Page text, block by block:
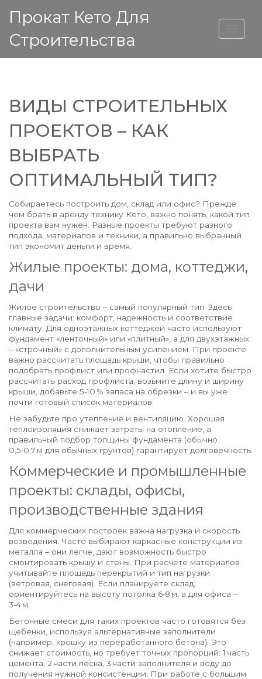
Прокат Кето Для
Строительства
ВЫСОТА ДОМА
ВИДЫ СТРОИТЕЛЬНЫХ
ПРОЕКТОВ – КАК
ВЫБРАТЬ
ОПТИМАЛЬНЫЙ ТИП?
Собираетесь построить дом, склад или офис? Прежде
чем брать в аренду технику Кето, важно понять, какой тип
проекта вам нужен. Разные проекты требуют разного
подхода, материалов и техники, а правильно выбранный
тип экономит деньги и время.
Жилые проекты: дома, коттеджи,
дачи
Жилое строительство – самый популярный тип. Здесь
главные задачи: комфорт, надежность и соответствие
климату. Для одноэтажных коттеджей часто используют
фундамент «ленточный» или «плитный», а для двухэтажных
– «строчный» с дополнительным усилением. При проекте
важно рассчитать площадь крыши, чтобы правильно
подобрать профлист или профнастил. Если хотите быстро
рассчитать расход профлиста, возьмите длину и ширину
крыши, добавьте 5‑10 % запаса на обрезки – и вы уже
почти готовый список материалов.
Не забудьте про утепление и вентиляцию. Хорошая
теплоизоляция снижает затраты на отопление, а
правильный подбор толщины фундамента (обычно
0,5‑0,7 м для обычных грунтов) гарантирует долговечность.
Коммерческие и промышленные
проекты: склады, офисы,
производственные здания
Для коммерческих построек важна нагрузка и скорость
возведения. Часто выбирают каркасные конструкции из
металла – они легче, дают возможность быстро
смонтировать крышу и стены. При расчете материалов
учитывайте площадь перекрытий и тип нагрузки
(ветровая, снеговая). Если планируете склад,
ориентируйтесь на высоту потолка 6‑8 м, а для офиса –
3‑4 м.
Бетонные смеси для таких проектов часто готовятся без
щебенки, используя альтернативные заполнители
(например, крошку из переработанного бетона). Это
снижает стоимость, но требует точных пропорций: 1 часть
цемента, 2 части песка, 3 части заполнителя и воду до
получения нужной консистенции. При работе с большим